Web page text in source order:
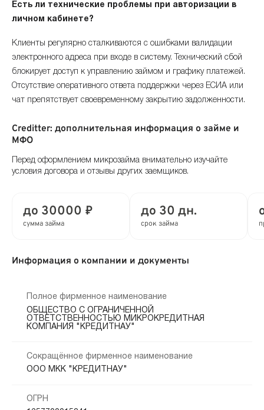
Есть ли технические проблемы при авторизации в
личном кабинете?
Клиенты регулярно сталкиваются с ошибками валидации
электронного адреса при входе в систему. Технический сбой
блокирует доступ к управлению займом и графику платежей.
Отсутствие оперативного ответа поддержки через ЕСИА или
чат препятствует своевременному закрытию задолженности.
Creditter: дополнительная информация о займе и
МФО
Перед оформлением микрозайма внимательно изучайте
условия договора и отзывы других заемщиков.
до 30000 ₽
сумма займа
до 30 дн.
срок займа
Информация о компании и документы
Полное фирменное наименование
ОБЩЕСТВО С ОГРАНИЧЕННОЙ
ОТВЕТСТВЕННОСТЬЮ МИКРОКРЕДИТНАЯ
КОМПАНИЯ "КРЕДИТНАУ"
Сокращённое фирменное наименование
ООО МКК "КРЕДИТНАУ"
ОГРН